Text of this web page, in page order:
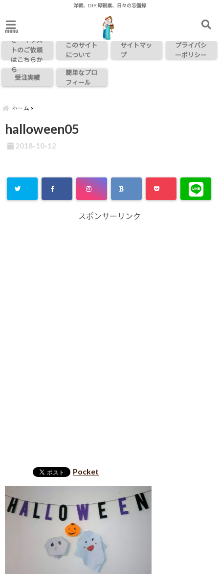
洋裁、DIY,母親業、日々の忘備録
menuお問い合わ
せ・イラス
トのご依頼
はこちらか
ら
このサイト
について
サイトマッ
プ
プライバシ
ーポリシー
受注実績
簡単なプロ
フィール
ホーム
halloween05
2018-10-12
スポンサーリンク
Pocket